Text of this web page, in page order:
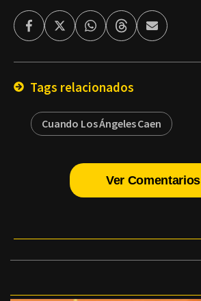
FacebookTwitterWhatsappThreadsEnviar
por
Tags relacionados
Cuando Los Ángeles Caen
Ver Comentarios